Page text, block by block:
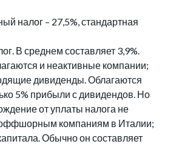
налог – 27,5%, стандартная
В среднем составляет 3,9%.
и неактивные компании;
дивиденды. Облагаются
5% прибыли с дивидендов. Но
от уплаты налога не
оффшорным компаниям в Италии;
Обычно он составляет